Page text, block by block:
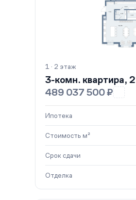
1 · 2 этаж
3-комн. квартира,
489 037 500 ₽
Ипотека
Стоимость м²
Срок сдачи
Отделка